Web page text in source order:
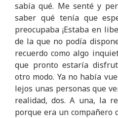
sabía qué. Me senté y
saber qué tenía que
preocupaba ¡Estaba en
de la que no podía
recuerdo como algo
que pronto estaría
otro modo. Ya no había
lejos unas personas que
realidad, dos. A una, la
porque era un compañero